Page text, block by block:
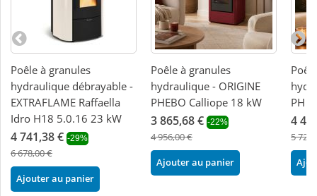
Poêle à granules
hydraulique débrayable -
EXTRAFLAME Raffaella
Idro H18 5.0.16 23 kW
4 741,38 € -29%
6 678,00 €
Ajouter au panier
Poêle à granules
hydraulique - ORIGINE
PHEBO Calliope 18 kW
3 865,68 € -22%
4 956,00 €
Ajouter au panier
PH
4
5